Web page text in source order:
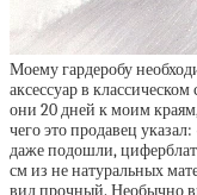
Моему гардеробу
аксессуар в
они 20 дней к моим
чего это продавец
даже подошли,
см из не натуральных
вид прочный. Необычно